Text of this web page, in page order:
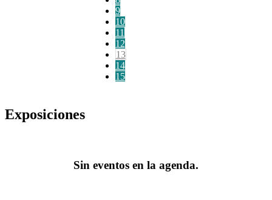
9
10
11
12
13
14
15
Exposiciones
Sin eventos en la agenda.